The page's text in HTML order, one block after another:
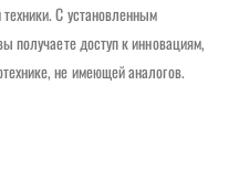
С установленным
получаете доступ к инновациям,
не имеющей аналогов.